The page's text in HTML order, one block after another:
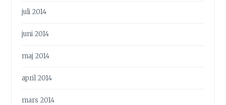
juli 2014
juni 2014
maj 2014
april 2014
mars 2014